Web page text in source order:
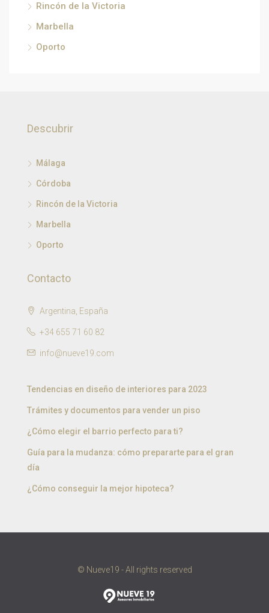
Rincón de la Victoria
Marbella
Oporto
Descubrir
Málaga
Córdoba
Rincón de la Victoria
Marbella
Oporto
Contacto
Argentina, España
+34 655 71 60 82
info@nueve19.com
Tendencias en diseño de interiores para 2023
Trámites y documentos para vender un piso
¿Cómo elegir el barrio perfecto para ti?
Guía para la mudanza: cómo prepararte para el gran
día
¿Cómo conseguir la mejor hipoteca?
© Nueve19 - All rights reserved